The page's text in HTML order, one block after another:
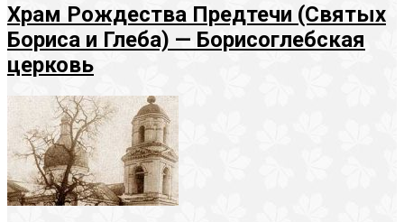
Храм Рождества Предтечи (Святых
Бориса и Глеба) — Борисоглебская
церковь